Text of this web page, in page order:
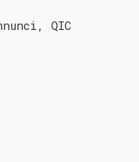
QIC